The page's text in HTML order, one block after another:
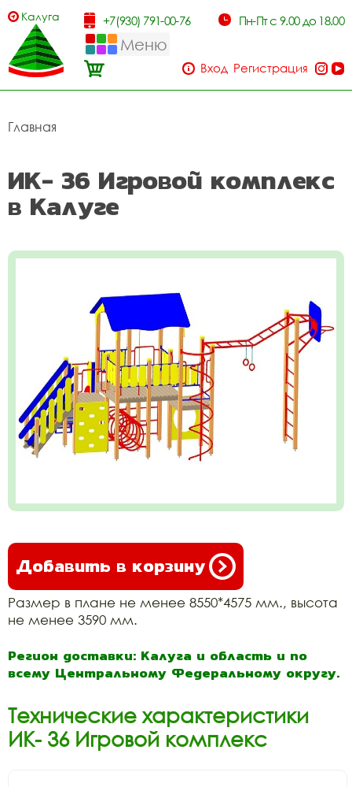
Калуга +7(930) 791-00-76 Пн-Пт с 9.00 до 18.00
Меню
Вход Регистрация
Главная
ИК- 36 Игровой комплекс
в Калуге
Добавить в корзину
Размер в плане не менее 8550*4575 мм., высота
не менее 3590 мм.
Регион доставки: Калуга и область и по
всему Центральному Федеральному округу.
Технические характеристики
ИК- 36 Игровой комплекс